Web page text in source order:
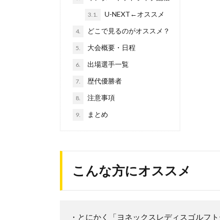
3.1. U-NEXT←オススメ
4. どこで見るのがオススメ？
5. 大会概要・日程
6. 出場選手一覧
7. 歴代優勝者
8. 注意事項
9. まとめ
こんな方にオススメ
・とにかく「ヨネックスレディスゴルフ